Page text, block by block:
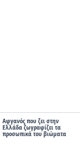
Αφγανός που ζει στην
Ελλάδα ζωγραφίζει τα
προσωπικά του βιώματα